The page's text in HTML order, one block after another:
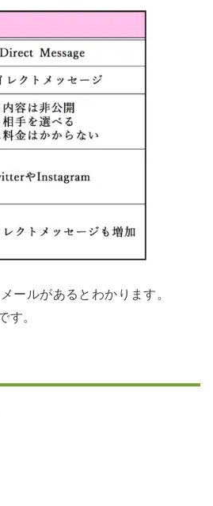
ールがあるとわかります。
す。